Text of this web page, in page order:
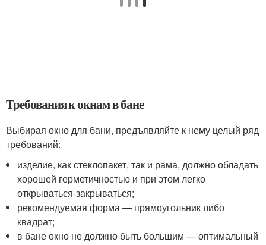
Требования к окнам в бане
Выбирая окно для бани, предъявляйте к нему целый ряд
требований:
изделие, как стеклопакет, так и рама, должно обладать
хорошей герметичностью и при этом легко
открываться-закрываться;
рекомендуемая форма — прямоугольник либо
квадрат;
в бане окно не должно быть большим — оптимальный